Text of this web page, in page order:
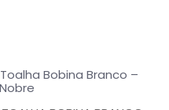
Bobina Branco –